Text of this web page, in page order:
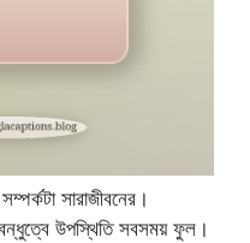
সারাজীবনের।
উপস্থিতি সবসময় ফুল।